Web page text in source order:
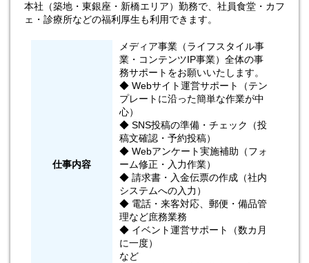
本社（築地・東銀座・新橋エリア）勤務で、社員食堂・カフ
ェ・診療所などの福利厚生も利用できます。
仕事内容
メディア事業（ライフスタイル事
業・コンテンツIP事業）全体の事
務サポートをお願いいたします。
◆ Webサイト運営サポート（テン
プレートに沿った簡単な作業が中
心）
◆ SNS投稿の準備・チェック（投
稿文確認・予約投稿）
◆ Webアンケート実施補助（フォ
ーム修正・入力作業）
◆ 請求書・入金伝票の作成（社内
システムへの入力）
◆ 電話・来客対応、郵便・備品管
理など庶務業務
◆ イベント運営サポート（数カ月
に一度）
など